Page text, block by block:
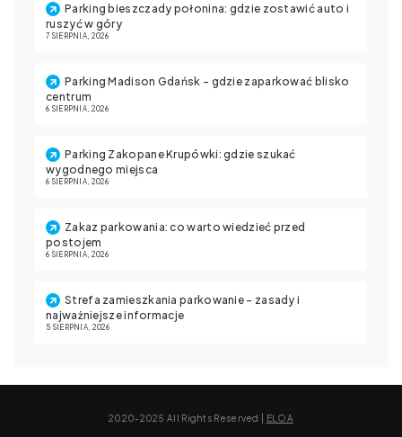
Parking bieszczady połonina: gdzie zostawić auto i
ruszyć w góry
7 SIERPNIA, 2026
Parking Madison Gdańsk – gdzie zaparkować blisko
centrum
6 SIERPNIA, 2026
Parking Zakopane Krupówki: gdzie szukać
wygodnego miejsca
6 SIERPNIA, 2026
Zakaz parkowania: co warto wiedzieć przed
postojem
6 SIERPNIA, 2026
Strefa zamieszkania parkowanie – zasady i
najważniejsze informacje
5 SIERPNIA, 2026
2020-2025 All Rights Reserved | ELOA